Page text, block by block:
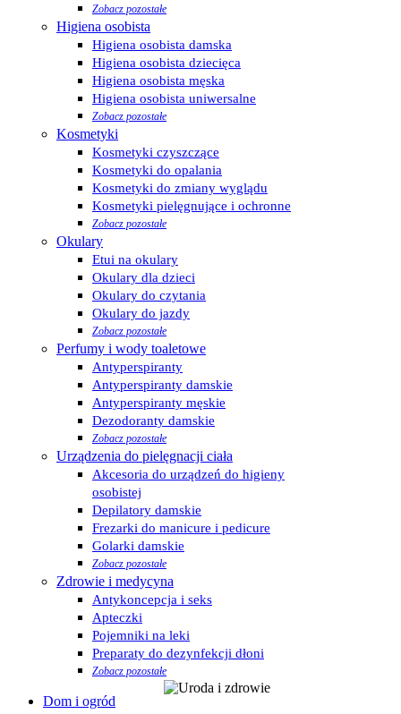
Zobacz pozostałe
Higiena osobista
Higiena osobista damska
Higiena osobista dziecięca
Higiena osobista męska
Higiena osobista uniwersalne
Zobacz pozostałe
Kosmetyki
Kosmetyki czyszczące
Kosmetyki do opalania
Kosmetyki do zmiany wyglądu
Kosmetyki pielęgnujące i ochronne
Zobacz pozostałe
Okulary
Etui na okulary
Okulary dla dzieci
Okulary do czytania
Okulary do jazdy
Zobacz pozostałe
Perfumy i wody toaletowe
Antyperspiranty
Antyperspiranty damskie
Antyperspiranty męskie
Dezodoranty damskie
Zobacz pozostałe
Urządzenia do pielęgnacji ciała
Akcesoria do urządzeń do higieny
osobistej
Depilatory damskie
Frezarki do manicure i pedicure
Golarki damskie
Zobacz pozostałe
Zdrowie i medycyna
Antykoncepcja i seks
Apteczki
Pojemniki na leki
Preparaty do dezynfekcji dłoni
Zobacz pozostałe
Dom i ogród